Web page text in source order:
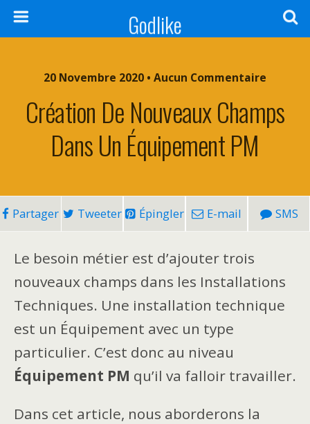
Godlike
20 Novembre 2020 • Aucun Commentaire
Création De Nouveaux Champs
Dans Un Équipement PM
Partager Tweeter Épingler E-mail SMS
Le besoin métier est d’ajouter trois
nouveaux champs dans les Installations
Techniques. Une installation technique
est un Équipement avec un type
particulier. C’est donc au niveau
Équipement PM qu’il va falloir travailler.
Dans cet article, nous aborderons la